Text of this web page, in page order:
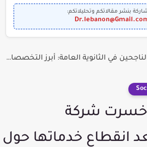
بنشر مقالاتكم وتحليلاتكم:
إلى الناجحين في الثانوية العامة: أبرز التخصصات المطلوبة للمستقبل (2030-2050)
خسرت شركة
انقطاع خدماتها حول